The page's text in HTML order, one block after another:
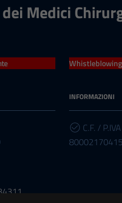
Medici
Whistleblowing
INFORMAZIONI
C.F. / P.IVA
80002170415